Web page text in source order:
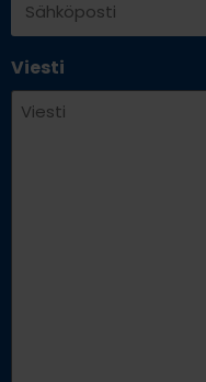
Viesti